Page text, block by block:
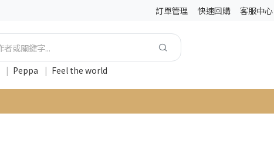
訂單管理 快速回購 客服中心
| Peppa | Feel the world